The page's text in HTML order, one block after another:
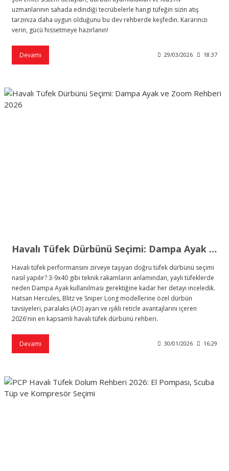
uzmanlarının sahada edindiği tecrübelerle hangi tüfeğin sizin atış
tarzınıza daha uygun olduğunu bu dev rehberde keşfedin. Kararınızı
verin, gücü hissetmeye hazırlanın!
Devamı 29/03/2026 18:37
Havalı Tüfek Dürbünü Seçimi: Dampa Ayak ve Zoom Rehberi 2026
Havalı tüfek performansını zirveye taşıyan doğru tüfek dürbünü seçimi
nasıl yapılır? 3-9x40 gibi teknik rakamların anlamından, yaylı tüfeklerde
neden Dampa Ayak kullanılması gerektiğine kadar her detayı inceledik.
Hatsan Hercules, Blitz ve Sniper Long modellerine özel dürbün
tavsiyeleri, paralaks (AO) ayarı ve ışıklı reticle avantajlarını içeren
2026'nın en kapsamlı havalı tüfek dürbünü rehberi.
Devamı 30/01/2026 16:29